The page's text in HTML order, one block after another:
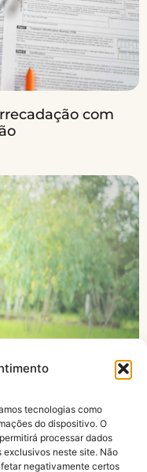
tecnologias como
do dispositivo. O
processar dados
neste site. Não
negativamente certos
com
direito e como